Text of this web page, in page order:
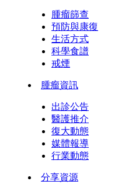
腫瘤篩查
預防與康復
生活方式
科學食譜
戒煙
腫瘤資訊
出診公告
醫護推介
復大動態
媒體報導
行業動態
分享資源